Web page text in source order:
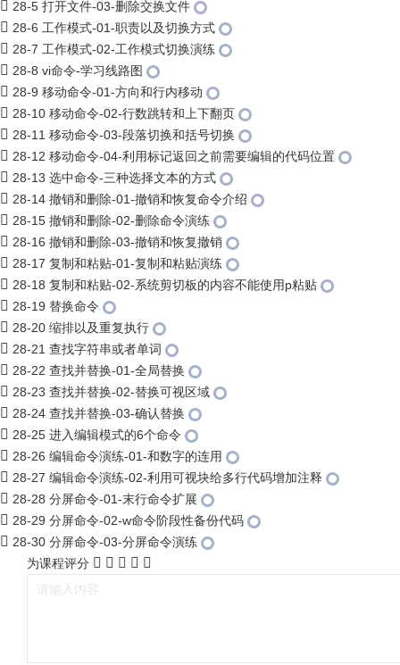
28-5 打开文件-03-删除交换文件
28-6 工作模式-01-职责以及切换方式
28-7 工作模式-02-工作模式切换演练
28-8 vi命令-学习线路图
28-9 移动命令-01-方向和行内移动
28-10 移动命令-02-行数跳转和上下翻页
28-11 移动命令-03-段落切换和括号切换
28-12 移动命令-04-利用标记返回之前需要编辑的代码位置
28-13 选中命令-三种选择文本的方式
28-14 撤销和删除-01-撤销和恢复命令介绍
28-15 撤销和删除-02-删除命令演练
28-16 撤销和删除-03-撤销和恢复撤销
28-17 复制和粘贴-01-复制和粘贴演练
28-18 复制和粘贴-02-系统剪切板的内容不能使用p粘贴
28-19 替换命令
28-20 缩排以及重复执行
28-21 查找字符串或者单词
28-22 查找并替换-01-全局替换
28-23 查找并替换-02-替换可视区域
28-24 查找并替换-03-确认替换
28-25 进入编辑模式的6个命令
28-26 编辑命令演练-01-和数字的连用
28-27 编辑命令演练-02-利用可视块给多行代码增加注释
28-28 分屏命令-01-末行命令扩展
28-29 分屏命令-02-w命令阶段性备份代码
28-30 分屏命令-03-分屏命令演练
为课程评分